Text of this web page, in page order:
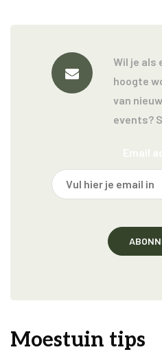
Wil je als
hoogte
van
events?
Moestuin tips